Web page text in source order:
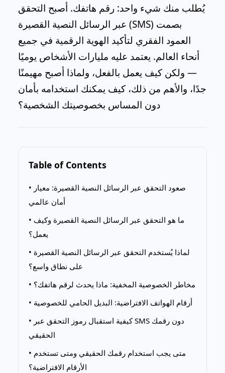
يُطلب منك شيء واحد: رقم هاتفك. أصبح التحقق
عبر الرسائل النصية القصيرة (SMS) بصمت
العمود الفقري لتأكيد الهوية الرقمية في جميع
أنحاء العالم. يعتمد عليه مليارات الأشخاص يوميًا
— ولكن كيف يعمل بالفعل، ولماذا أصبح مهيمنًا
جدًا، والأهم من ذلك، كيف يمكنك استخدامه بأمان
دون المساس بخصوصيتك الشخصية؟
Table of Contents
• صعود التحقق عبر الرسائل النصية القصيرة: معيار
أمان عالمي
• ما هو التحقق عبر الرسائل النصية القصيرة وكيف
يعمل؟
• لماذا يُستخدم التحقق عبر الرسائل النصية القصيرة
على نطاق واسع؟
• مخاطر الخصوصية المخفية: ماذا يحدث لرقم هاتفك؟
• أرقام الهواتف الافتراضية: البديل الحامي للخصوصية
• كيفية استقبال رموز التحقق عبر SMS دون رقمك
الحقيقي
• متى يجب استخدام رقمك الحقيقي ومتى تستخدم
الأرقام الافتراضية؟